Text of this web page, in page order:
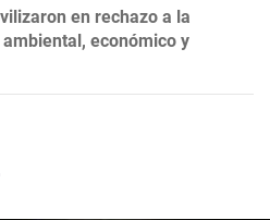
en rechazo a la
económico y